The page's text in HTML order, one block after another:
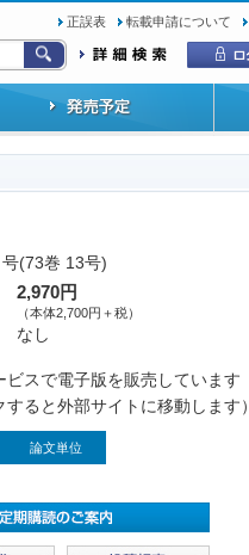
正誤表 転載申請について
(73巻 13号)
2,970円
（本体2,700円＋税）
なし
ビスで電子版を販売しています
すると外部サイトに移動します）
論文単位